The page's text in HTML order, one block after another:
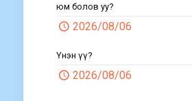
юм болов уу?
2026/08/06
Үнэн үү?
2026/08/06